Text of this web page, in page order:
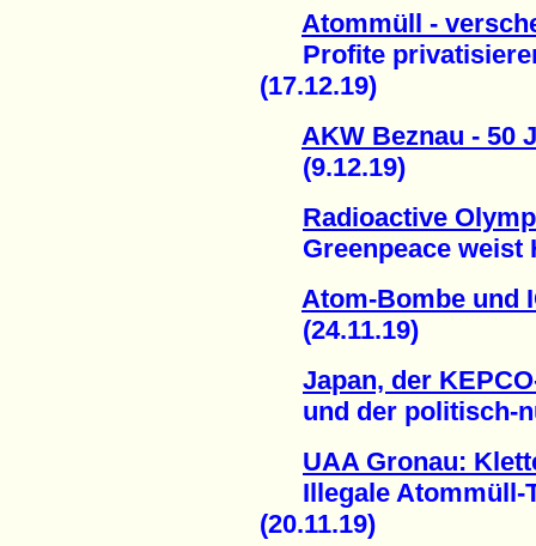
Atommüll -
Profite
(17.12.19)
AKW Beznau - 50
(9.12.19)
Radioactive
Greenpeace weist
Atom-Bombe und
(24.11.19)
Japan, der
und der politisch-
UAA Gronau:
Illegale Atommüll-
(20.11.19)